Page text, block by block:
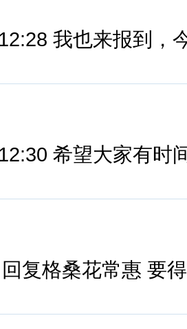
我也来报到，
希望大家有时
复格桑花常惠 要